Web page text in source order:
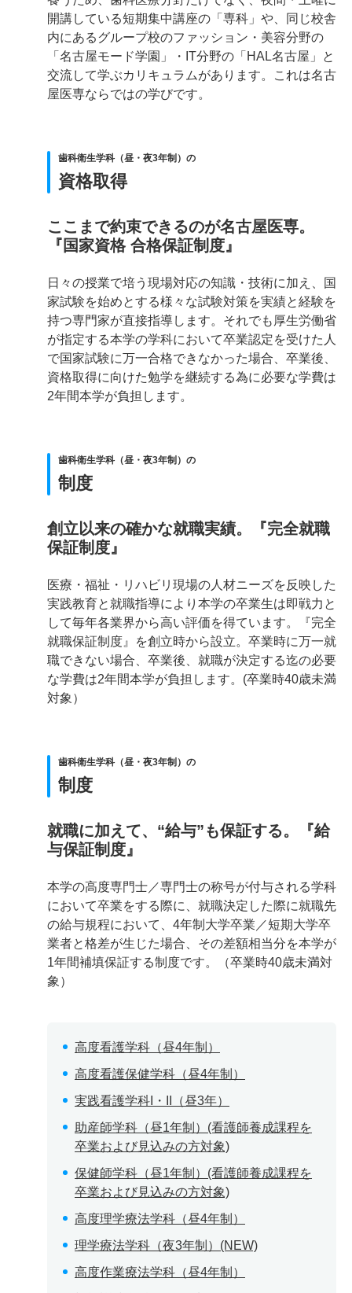
開講している短期集中講座の「専科」や、同じ校舎
内にあるグループ校のファッション・美容分野の
「名古屋モード学園」・IT分野の「HAL名古屋」と
交流して学ぶカリキュラムがあります。これは名古
屋医専ならではの学びです。
歯科衛生学科（昼・夜3年制）の
資格取得
ここまで約束できるのが名古屋医専。
『国家資格 合格保証制度』
日々の授業で培う現場対応の知識・技術に加え、国
家試験を始めとする様々な試験対策を実績と経験を
持つ専門家が直接指導します。それでも厚生労働省
が指定する本学の学科において卒業認定を受けた人
で国家試験に万一合格できなかった場合、卒業後、
資格取得に向けた勉学を継続する為に必要な学費は
2年間本学が負担します。
歯科衛生学科（昼・夜3年制）の
制度
創立以来の確かな就職実績。『完全就職
保証制度』
医療・福祉・リハビリ現場の人材ニーズを反映した
実践教育と就職指導により本学の卒業生は即戦力と
して毎年各業界から高い評価を得ています。『完全
就職保証制度』を創立時から設立。卒業時に万一就
職できない場合、卒業後、就職が決定する迄の必要
な学費は2年間本学が負担します。(卒業時40歳未満
対象）
歯科衛生学科（昼・夜3年制）の
制度
就職に加えて、“給与”も保証する。『給
与保証制度』
本学の高度専門士／専門士の称号が付与される学科
において卒業をする際に、就職決定した際に就職先
の給与規程において、4年制大学卒業／短期大学卒
業者と格差が生じた場合、その差額相当分を本学が
1年間補填保証する制度です。（卒業時40歳未満対
象）
高度看護学科（昼4年制）
高度看護保健学科（昼4年制）
実践看護学科I・II（昼3年）
助産師学科（昼1年制）(看護師養成課程を
卒業および見込みの方対象)
保健師学科（昼1年制）(看護師養成課程を
卒業および見込みの方対象)
高度理学療法学科（昼4年制）
理学療法学科（夜3年制）(NEW)
高度作業療法学科（昼4年制）